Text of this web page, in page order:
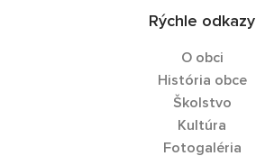
Rýchle odkazy
O obci
História obce
Školstvo
Kultúra
Fotogaléria